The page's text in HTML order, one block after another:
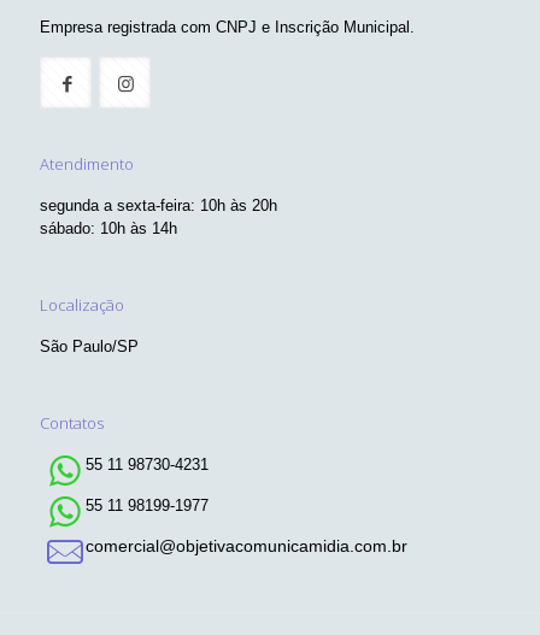
Empresa registrada com CNPJ e Inscrição Municipal.
Atendimento
segunda a sexta-feira: 10h às 20h
sábado: 10h às 14h
Localização
São Paulo/SP
Contatos
55 11 98730-4231
55 11 98199-1977
comercial@objetivacomunicamidia.com.br